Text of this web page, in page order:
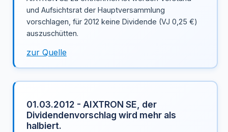
und Aufsichtsrat der Hauptversammlung
vorschlagen, für 2012 keine Dividende (VJ 0,25 €)
auszuschütten.
zur Quelle
01.03.2012 - AIXTRON SE, der
Dividendenvorschlag wird mehr als
halbiert.